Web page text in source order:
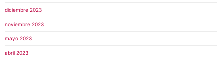
diciembre 2023
noviembre 2023
mayo 2023
abril 2023